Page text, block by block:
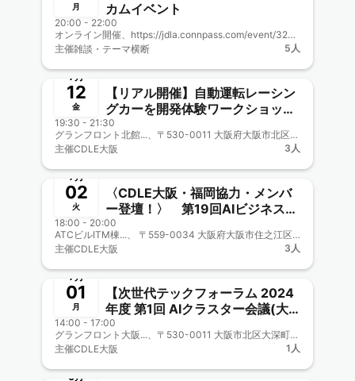
月
カムイベント
20:00 - 22:00
オンライン開催、https://jdla.connpass.com/event/324118/
主催雑談・テーマ横断 5人
終了
7月
12
金
【リアル開催】自動運転レーシン
グカーを開発体験ワークショッ
プ！ CDLE大阪Meetup#31
19:30 - 21:30
グランフロント北館...、〒530-0011 大阪府大阪市北区大深町3-1 グランフロント大阪 北館内
主催CDLE大阪 3人
終了
7月
02
火
〈CDLE大阪・福岡協力・メンバ
ー登壇！〉 第19回AIビジネス研
究会-「LINE×AI」で新しいビジネ
スの可能性を探る-兼CDLE大阪
Meetup#30
18:00 - 20:00
ATCビルITM棟...、 〒559-0034 大阪府大阪市住之江区南港北２丁目１−１０
主催CDLE大阪 3人
終了
7月
01
月
【次世代テックフォーラム 2024
年度 第1回 AIクラスター会議(大
阪商工会議所主催) 兼CDLE大阪
Meetup#29】
14:00 - 17:00
グランフロント大阪...、〒530-0011 大阪市北区大深町3-1 グランフロント大阪 北館 B2F https://www.congre-cc.jp/access/
主催CDLE大阪 1人
終了
6月